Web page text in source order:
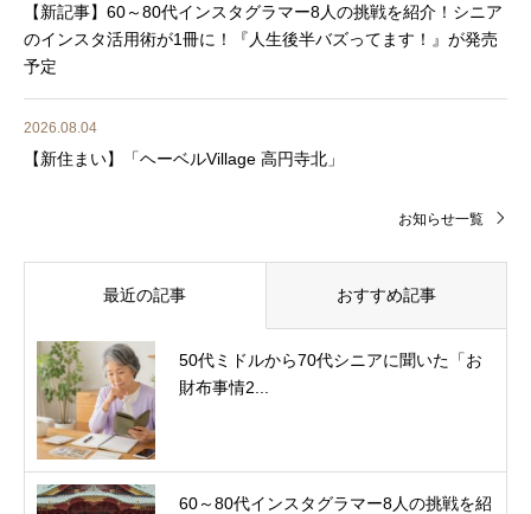
【新記事】60～80代インスタグラマー8人の挑戦を紹介！シニア
のインスタ活用術が1冊に！『人生後半バズってます！』が発売
予定
2026.08.04
【新住まい】「ヘーベルVillage 高円寺北」
お知らせ一覧
最近の記事 おすすめ記事
50代ミドルから70代シニアに聞いた「お
財布事情2...
60～80代インスタグラマー8人の挑戦を紹